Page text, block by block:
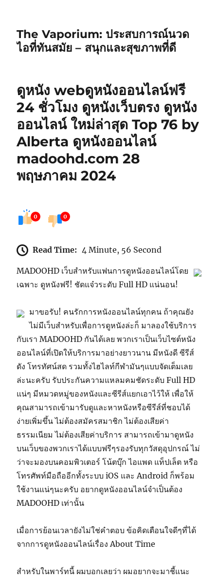
The Vaporium: ประสบการณ์นวด
ไอที่ทันสมัย – สนุกและสุขภาพที่ดี
ดูหนัง webดูหนังออนไลน์ฟรี
24 ชั่วโมง ดูหนังเว็บตรง ดูหนัง
ออนไลน์ ใหม่ล่าสุด Top 76 by
Alberta ดูหนังออนไลน์
madoohd.com 28
พฤษภาคม 2024
0 0
Read Time: 4 Minute, 56 Second
MADOOHD เว็บสำหรับแฟนการดูหนังออนไลน์โดย
เฉพาะ ดูหนังฟรี! ชัดแจ๋วระดับ Full HD แน่นอน!
มาขอรับ! คนรักการหนังออนไลน์ทุกคน ถ้าคุณยัง
ไม่มีเว็บสำหรับเพื่อการดูหนังล่ะก็ มาลองใช้บริการ
กับเรา MADOOHD กันได้เลย พวกเราเป็นเว็บไซต์หนัง
ออนไลน์ที่เปิดให้บริการมาอย่างยาวนาน มีหนังดี ซีรีส์
ดัง โทรทัศน์สด รวมทั้งไฮไลท์กีฬามันๆแบบจัดเต็มเลย
ล่ะนะครับ รับประกันความแหลมคมชัดระดับ Full HD
แน่ๆ มีหมวดหมู่ของหนังและซีรีส์แยกเอาไว้ให้ เพื่อให้
คุณสามารถเข้ามารับดูและหาหนังหรือซีรีส์ที่ชอบได้
ง่ายเพิ่มขึ้น ไม่ต้องสมัครสมาชิก ไม่ต้องเสียค่า
ธรรมเนียม ไม่ต้องเสียค่าบริการ สามารถเข้ามาดูหนัง
บนเว็บของพวกเราได้แบบฟรีๆรองรับทุกวัสดุอุปกรณ์ ไม่
ว่าจะมองบนคอมพิวเตอร์ โน้ตบุ๊ก ไอแพด แท็ปเล็ต หรือ
โทรศัพท์มือถืออีกทั้งระบบ iOS และ Android ก็พร้อม
ใช้งานแน่ๆนะครับ อยากดูหนังออนไลน์จำเป็นต้อง
MADOOHD เท่านั้น
เมื่อการย้อนเวลายังไม่ใช่คำตอบ ข้อคิดเตือนใจดีๆที่ได้
จากการดูหนังออนไลน์เรื่อง About Time
สำหรับในพาร์ทนี้ ผมบอกเลยว่า ผมอยากจะมาชี้แนะ